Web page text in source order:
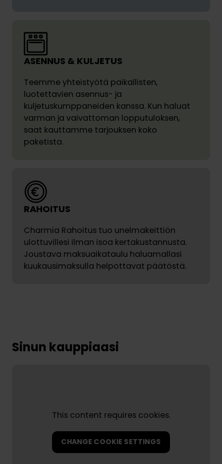
ASENNUS & KULJETUS
Teemme yhteistyötä paikallisten,
luotettavien asennus- ja
kuljetuskumppaneiden kanssa. Kun haluat
varman ja vaivattoman lopputuloksen,
saat kauttamme tarjouksen koko
paketista.
RAHOITUS
Charmia Rahoitus tuo unelmakeittiön
ulottuvillesi ilman isoa kertakustannusta.
Joustava maksuaikataulu haluamallasi
kuukausimaksulla helpottavat päätöstä.
Sinun kauppiaasi
This content requires cookies.
CHANGE COOKIE SETTINGS